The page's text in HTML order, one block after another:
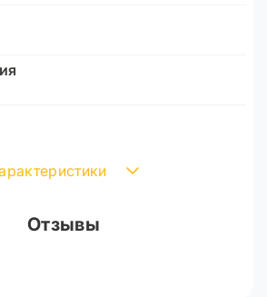
- 3 шт.
шт.
K
Отзывы